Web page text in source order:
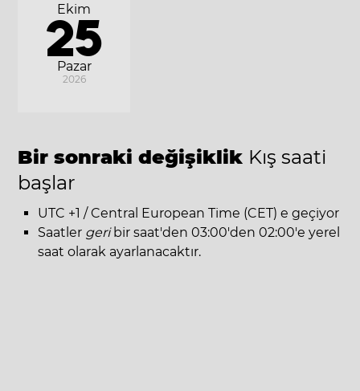
Pazar
Ekim
25
2026
Bir sonraki değişiklik Kış saati
başlar
UTC +1 / Central European Time (CET) e geçiyor
Saatler geribir saat'den 03:00'den 02:00'e yerel
saat olarak ayarlanacaktır.